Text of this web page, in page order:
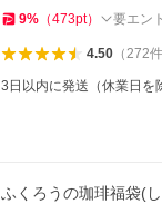
9% （473pt） 要エン
4.50（272件
3日以内に発送（休業日を
ふくろうの珈琲福袋(